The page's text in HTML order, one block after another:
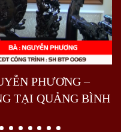
PHƯƠNG –
TẠI QUẢNG BÌNH